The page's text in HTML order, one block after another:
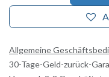
Allgemeine
30-Tage-Geld-zurück-